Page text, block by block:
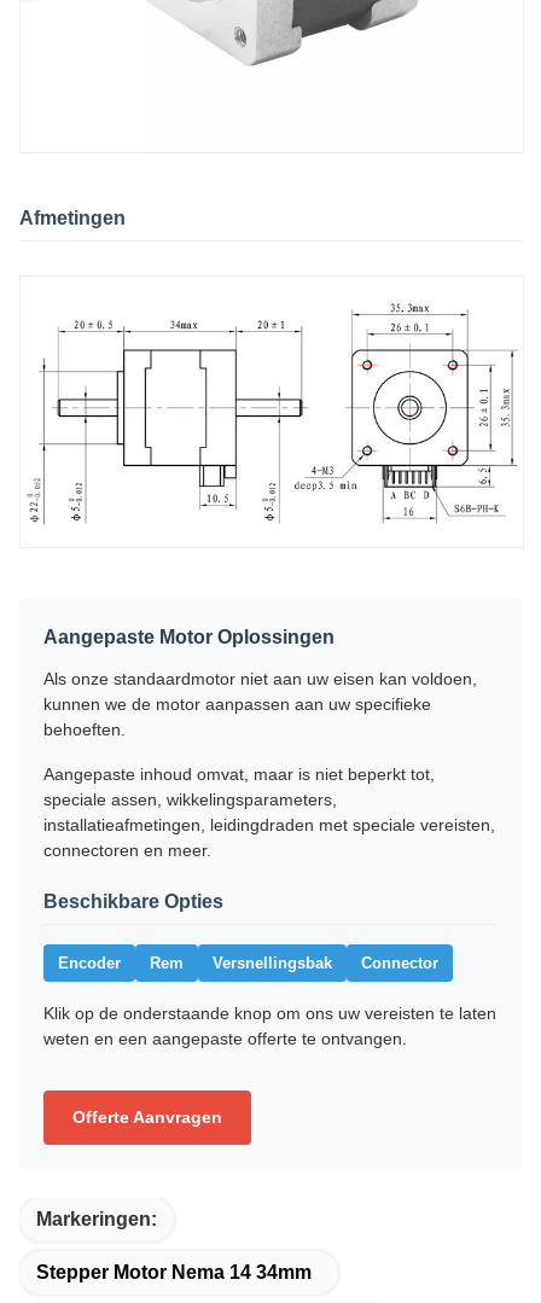
Afmetingen
Aangepaste Motor Oplossingen
Als onze standaardmotor niet aan uw eisen kan voldoen,
kunnen we de motor aanpassen aan uw specifieke
behoeften.
Aangepaste inhoud omvat, maar is niet beperkt tot,
speciale assen, wikkelingsparameters,
installatieafmetingen, leidingdraden met speciale vereisten,
connectoren en meer.
Beschikbare Opties
Encoder Rem Versnellingsbak Connector
Klik op de onderstaande knop om ons uw vereisten te laten
weten en een aangepaste offerte te ontvangen.
Offerte Aanvragen
Markeringen:
Stepper Motor Nema 14 34mm